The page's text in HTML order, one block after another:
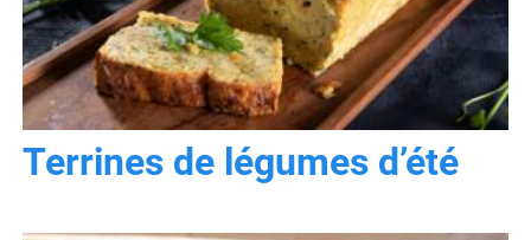
Terrines de légumes d’été